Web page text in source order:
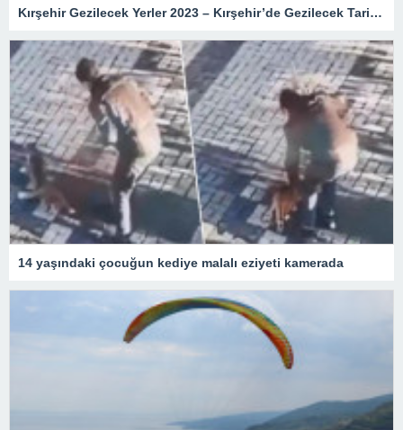
Kırşehir Gezilecek Yerler 2023 – Kırşehir’de Gezilecek Tarihi Turistik Yerler, En Güzel Doğal Mekanlar ve Müzeler Listesi
14 yaşındaki çocuğun kediye malalı eziyeti kamerada